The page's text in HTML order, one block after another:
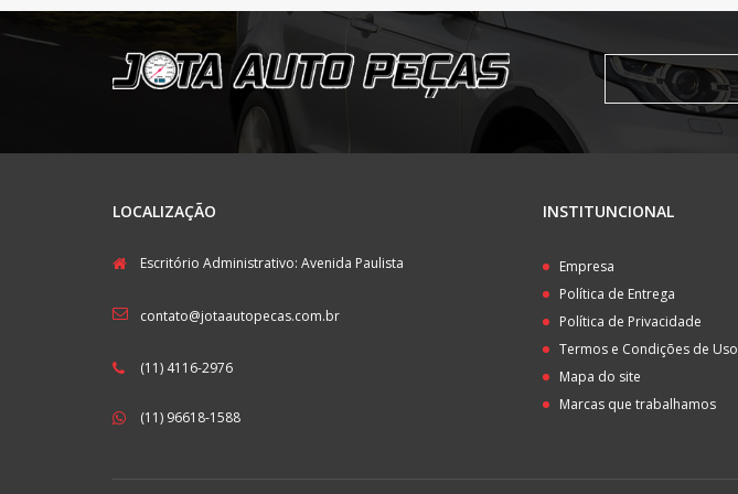
LOCALIZAÇÃO
Escritório Administrativo: Avenida Paulista
contato@jotaautopecas.com.br
(11) 4116-2976
(11) 96618-1588
INSTITUNCIONAL
Empresa
Política de Entrega
Política de Privacidade
Termos e Condições de Uso
Mapa do site
Marcas que trabalhamos